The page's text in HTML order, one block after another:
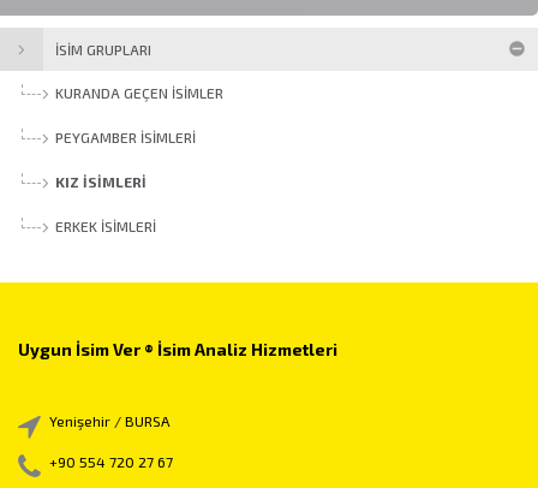
İSİM GRUPLARI
KURANDA GEÇEN İSIMLER
PEYGAMBER İSIMLERI
KIZ İSIMLERI
ERKEK İSIMLERI
Uygun İsim Ver ® İsim Analiz Hizmetleri
Yenişehir / BURSA
+90 554 720 27 67